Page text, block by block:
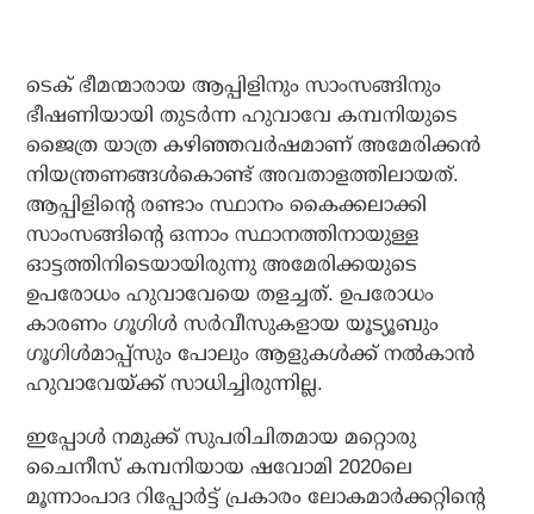
ടെക് ഭീമന്മാരായ ആപ്പിളിനും സാംസങ്ങിനും
ഭീഷണിയായി തുടര്‍ന്ന ഹുവാവേ കമ്പനിയുടെ
ജൈത്ര യാത്ര കഴിഞ്ഞവര്‍ഷമാണ് അമേരിക്കന്‍
നിയന്ത്രണങ്ങള്‍കൊണ്ട് അവതാളത്തിലായത്.
ആപ്പിളിന്റെ രണ്ടാം സ്ഥാനം കൈക്കലാക്കി
സാംസങ്ങിന്റെ ഒന്നാം സ്ഥാനത്തിനായുള്ള
ഓട്ടത്തിനിടെയായിരുന്നു അമേരിക്കയുടെ
ഉപരോധം ഹുവാവേയെ തളച്ചത്. ഉപരോധം
കാരണം ഗൂഗിള്‍ സര്‍വീസുകളായ യൂട്യൂബും
ഗൂഗിള്‍മാപ്പ്‌സും പോലും ആളുകള്‍ക്ക് നല്‍കാന്‍
ഹുവാവേയ്ക്ക് സാധിച്ചിരുന്നില്ല.
ഇപ്പോള്‍ നമുക്ക് സുപരിചിതമായ മറ്റൊരു
ചൈനീസ് കമ്പനിയായ ഷവോമി 2020ലെ
മൂന്നാംപാദ റിപ്പോര്‍ട്ട് പ്രകാരം ലോകമാര്‍ക്കറ്റിന്റെ